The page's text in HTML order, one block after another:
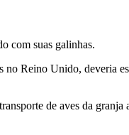
com suas galinhas.
Reino Unido, deveria
de aves da